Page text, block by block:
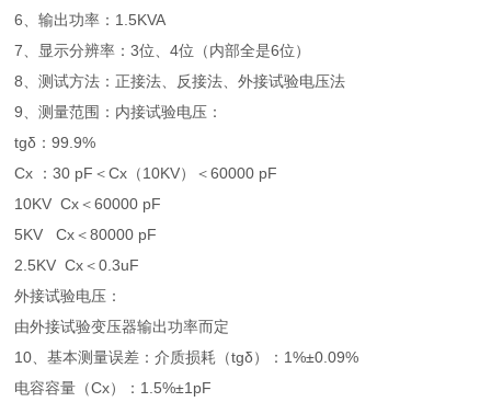
6、输出功率：1.5KVA
7、显示分辨率：3位、4位（内部全是6位）
8、测试方法：正接法、反接法、外接试验电压法
9、测量范围：内接试验电压：
tgδ：99.9%
Cx ：30 pF＜Cx（10KV）＜60000 pF
10KV Cx＜60000 pF
5KV Cx＜80000 pF
2.5KV Cx＜0.3uF
外接试验电压：
由外接试验变压器输出功率而定
10、基本测量误差：介质损耗（tgδ）：1%±0.09%
电容容量（Cx）：1.5%±1pF